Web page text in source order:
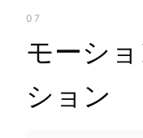
07
モーシ
ション